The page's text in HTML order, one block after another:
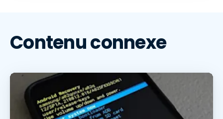
Contenu connexe